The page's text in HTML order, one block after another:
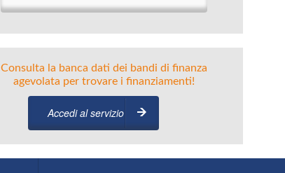
Consulta la banca dati dei bandi di finanza
agevolata per trovare i finanziamenti!
Accedi al servizio